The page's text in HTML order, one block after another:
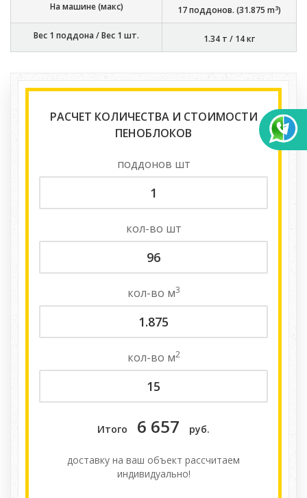
На машине (макс) 17поддонов. (31.875 m3)
Вес 1 поддона / Вес 1 шт. 1.34 т / 14 кг
РАСЧЕТ КОЛИЧЕСТВА И СТОИМОСТИ
ПЕНОБЛОКОВ
поддонов шт
кол-во шт
кол-во м3
кол-во м2
Итого 6 657 руб.
доставку на ваш объект расcчитаем
индивидуально!